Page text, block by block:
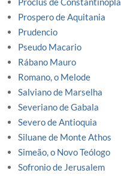
Prospero de Aquitania
Prudencio
Pseudo Macario
Rábano Mauro
Romano, o Melode
Salviano de Marselha
Severiano de Gabala
Severo de Antioquia
Siluane de Monte Athos
Simeão, o Novo Teólogo
Sofronio de Jerusalem